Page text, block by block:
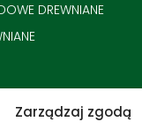
Zarządzaj zgodą
DREWNIANE